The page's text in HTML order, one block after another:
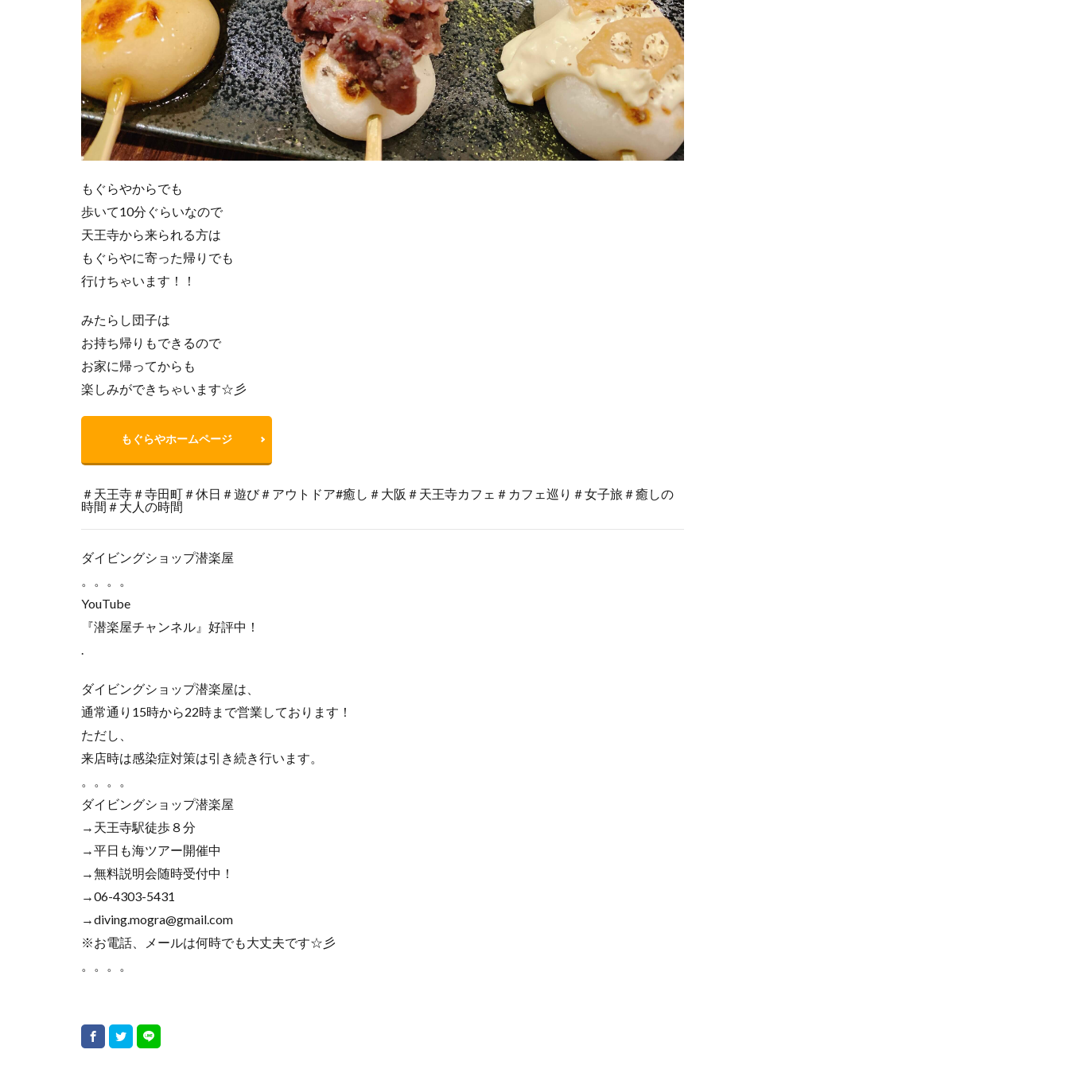
もぐらやからでも
歩いて10分ぐらいなので
天王寺から来られる方は
もぐらやに寄った帰りでも
行けちゃいます！！
みたらし団子は
お持ち帰りもできるので
お家に帰ってからも
楽しみができちゃいます☆彡
もぐらやホームページ
＃天王寺＃寺田町＃休日＃遊び＃アウトドア#癒し＃大阪＃天王寺カフェ＃カフェ巡り＃女子旅＃癒しの
時間＃大人の時間
ダイビングショップ潜楽屋
YouTube
『潜楽屋チャンネル』好評中！
ダイビングショップ潜楽屋は、
通常通り15時から22時まで営業しております！
ただし、
来店時は感染症対策は引き続き行います。
ダイビングショップ潜楽屋
→天王寺駅徒歩８分
→平日も海ツアー開催中
→無料説明会随時受付中！
→06-4303-5431
→diving.mogra@gmail.com
※お電話、メールは何時でも大丈夫です☆彡